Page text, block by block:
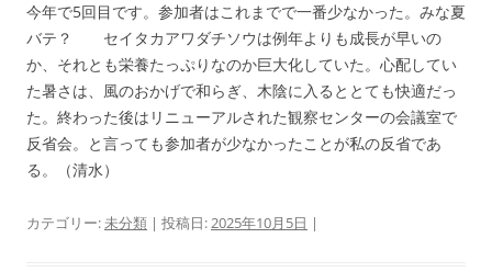
今年で5回目です。参加者はこれまでで一番少なかった。みな夏
バテ？ セイタカアワダチソウは例年よりも成長が早いの
か、それとも栄養たっぷりなのか巨大化していた。心配してい
た暑さは、風のおかげで和らぎ、木陰に入るととても快適だっ
た。終わった後はリニューアルされた観察センターの会議室で
反省会。と言っても参加者が少なかったことが私の反省であ
る。（清水）
カテゴリー:未分類 | 投稿日:2025年10月5日 |